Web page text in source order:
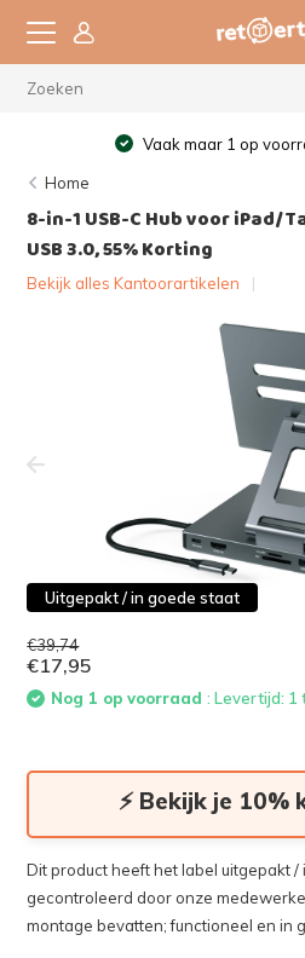
Vaak maar 1 op
Home
8-in-1 USB-C Hub voor iPad/
USB 3.0, 55% Korting
Bekijk alles Kantoorartikelen
Uitgepakt / in goede staat
€39,74
€17,95
Nog 1 op voorraad: Levertijd: 1
⚡ Bekijk je 10%
Dit product heeft het label uitgepakt /
gecontroleerd door onze
montage bevatten; functioneel en in